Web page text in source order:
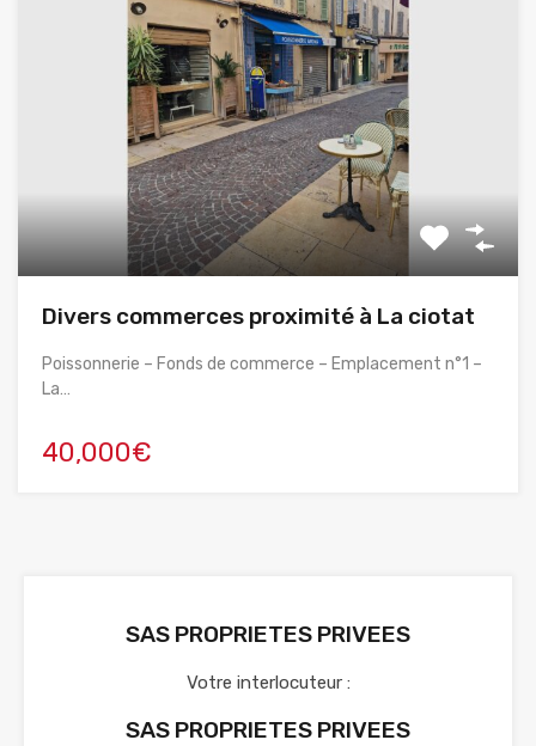
Divers commerces proximité à La ciotat
Poissonnerie – Fonds de commerce – Emplacement n°1 –
La…
40,000€
SAS PROPRIETES PRIVEES
Votre interlocuteur :
SAS PROPRIETES PRIVEES